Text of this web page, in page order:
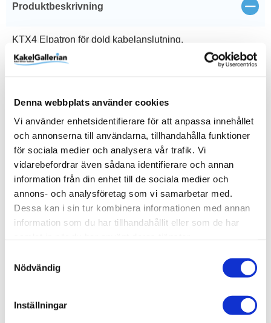
Denna webbplats använder cookies
Vi använder enhetsidentifierare för att anpassa innehållet
och annonserna till användarna, tillhandahålla funktioner
för sociala medier och analysera vår trafik. Vi
vidarebefordrar även sådana identifierare och annan
information från din enhet till de sociala medier och
annons- och analysföretag som vi samarbetar med.
Dessa kan i sin tur kombinera informationen med annan
information som du har tillhandahållit eller som de har
Nödvändig
Inställningar
Produktbeskrivning Stäng
KTX4 Elpatron för dold kabelanslutning.
Det ingår även ett värmeelement utan kostnad, och då
måste du ange vilken effekt. Det finns 120W, 200W,
Du kan även få endast termostat-delen utan
värmeelementet. Men då måste du själv ha ett
fungerande värmeelement.
Produktinformation
SKU / artikelnummer: TKTX4D-G-600W-DB
Relaterade kategorier
Varumärken /